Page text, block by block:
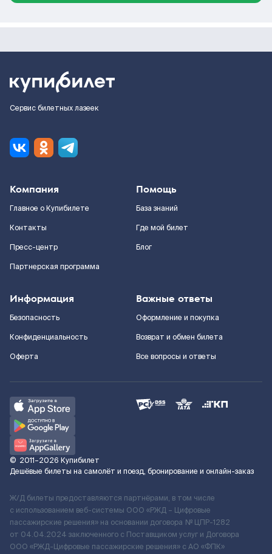
Сервис билетных лазеек
Компания
Главное о Купибилете
Контакты
Пресс-центр
Партнерская программа
Помощь
База знаний
Где мой билет
Блог
Информация
Безопасность
Конфиденциальность
Оферта
Важные ответы
Оформление и покупка
Возврат и обмен билета
Все вопросы и ответы
© 2011–2026 Купибилет
Дешёвые билеты на самолёт и поезд, бронирование и онлайн-заказ
Ж/Д билеты предоставляются партнёрами, в том числе
с использованием веб-системы ООО «РЖД – Цифровые
пассажирские решения» на основании договора № ЦПР-1282
от 04.04.2024 заключенного с Поставщиком услуг и Договора
ООО «РЖД-Цифровые пассажирские решения» c АО «ФПК»